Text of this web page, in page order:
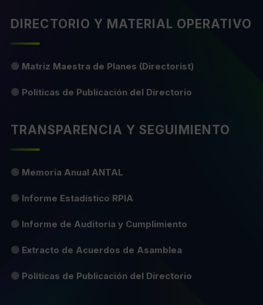
DIRECTORIO Y MATERIAL OPERATIVO
🟢 Matriz Maestra de Planes (Directorist)
🟡 Políticas de Publicación del Directorio
TRANSPARENCIA Y SEGUIMIENTO
🟢 Memoria Anual ANTAL
🟢 Informe Estadístico RPIA
🟢 Informe de Auditoría y Cumplimiento
🟢 Extracto de Acuerdos de Asamblea
🟡 Políticas de Publicación del Directorio